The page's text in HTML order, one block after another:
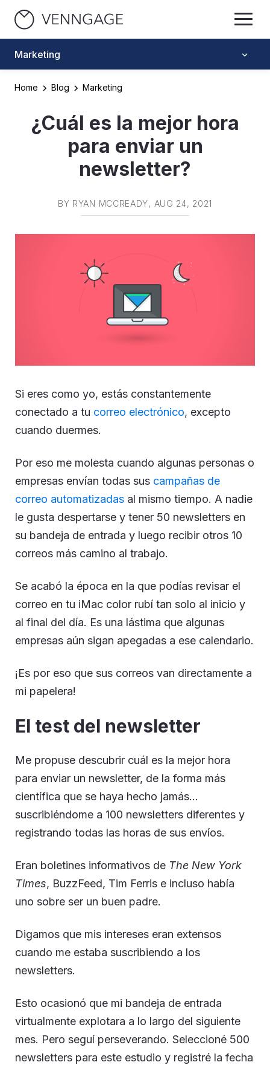
Marketing
Home Blog Marketing
¿Cuál es la mejor hora
para enviar un
newsletter?
BY RYAN MCCREADY, AUG 24, 2021
Si eres como yo, estás constantemente
conectado a tu correo electrónico, excepto
cuando duermes.
Por eso me molesta cuando algunas personas o
empresas envían todas sus campañas de
correo automatizadas al mismo tiempo. A nadie
le gusta despertarse y tener 50 newsletters en
su bandeja de entrada y luego recibir otros 10
correos más camino al trabajo.
Se acabó la época en la que podías revisar el
correo en tu iMac color rubí tan solo al inicio y
al final del día. Es una lástima que algunas
empresas aún sigan apegadas a ese calendario.
¡Es por eso que sus correos van directamente a
mi papelera!
El test del newsletter
Me propuse descubrir cuál es la mejor hora
para enviar un newsletter, de la forma más
científica que se haya hecho jamás…
suscribiéndome a 100 newsletters diferentes y
registrando todas las horas de sus envíos.
Eran boletines informativos de The New York
Times, BuzzFeed, Tim Ferris e incluso había
uno sobre ser un buen padre.
Digamos que mis intereses eran extensos
cuando me estaba suscribiendo a los
newsletters.
Esto ocasionó que mi bandeja de entrada
virtualmente explotara a lo largo del siguiente
mes. Pero seguí perseverando. Seleccioné 500
newsletters para este estudio y registré la fecha